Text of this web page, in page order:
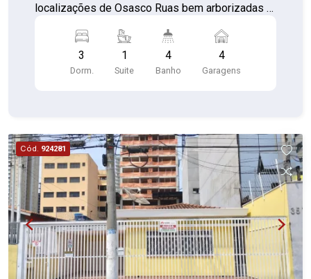
localizações de Osasco Ruas bem arborizadas e
como entrada -03 dormitórios sendo uma suite
com guarda roupas planejados -Sala Ampla para
dois ambientes -Cozinha com armários
3
Dorm.
1
Suite
4
Banho
4
Garagens
Cód. 924281